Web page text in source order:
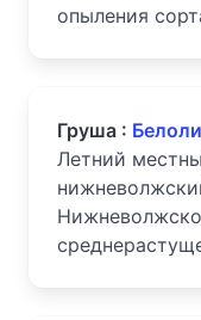
опыления
Груша :
Летний